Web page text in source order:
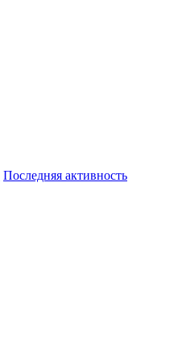
Последняя активность